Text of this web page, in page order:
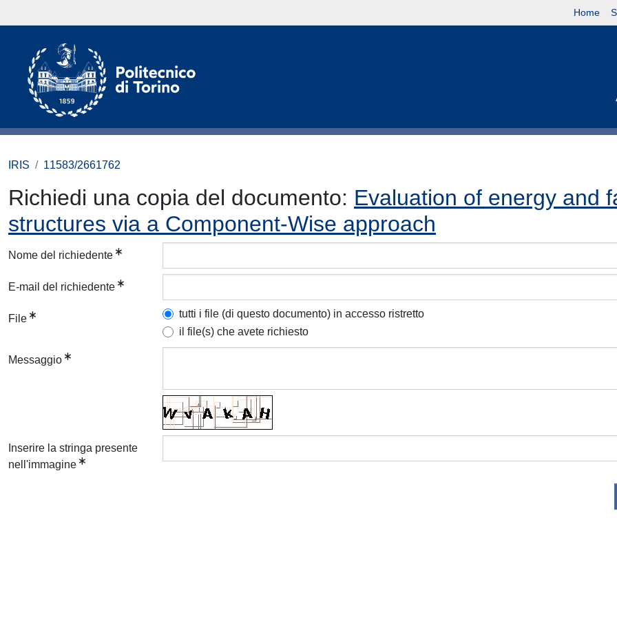
Home
IRIS 11583/2661762
Richiedi una copia del documento: Evaluation of energy and
structures via a Component-Wise approach
Nome del richiedente
E-mail del richiedente
File
tutti i file (di questo documento) in accesso ristretto
il file(s) che avete richiesto
Messaggio
Inserire la stringa presente
nell'immagine